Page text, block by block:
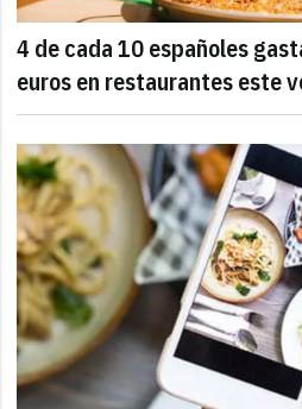
4 de cada 10 españoles
euros en restaurantes este